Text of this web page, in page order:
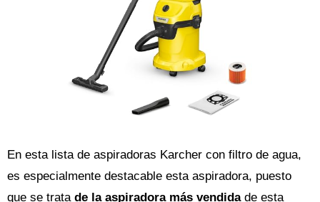
En esta lista de aspiradoras Karcher con filtro de agua,
es especialmente destacable esta aspiradora, puesto
que se trata de la aspiradora más vendidade esta